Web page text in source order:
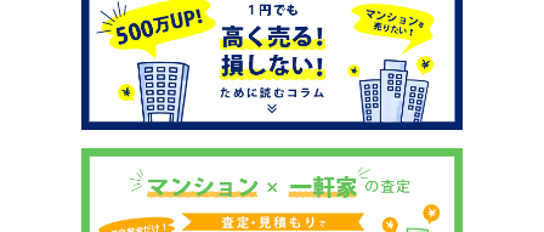
運営会社
利用規約について
掲載受付窓口はこちら